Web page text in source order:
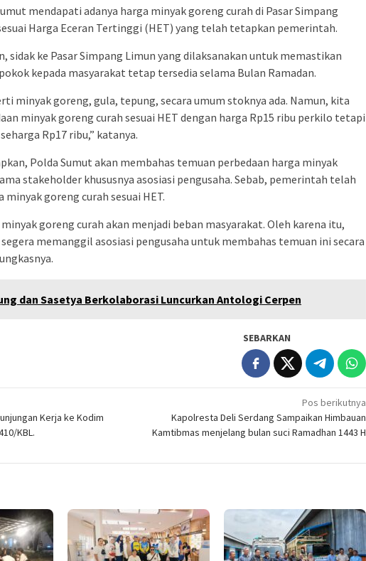
mendapati adanya harga minyak goreng curah di Pasar Simpang
Harga Eceran Tertinggi (HET) yang telah tetapkan pemerintah.
sidak ke Pasar Simpang Limun yang dilaksanakan untuk memastikan
kepada masyarakat tetap tersedia selama Bulan Ramadan.
minyak goreng, gula, tepung, secara umum stoknya ada. Namun, kita
minyak goreng curah sesuai HET dengan harga Rp15 ribu perkilo tetapi
Rp17 ribu,” katanya.
Polda Sumut akan membahas temuan perbedaan harga minyak
stakeholder khususnya asosiasi pengusaha. Sebab, pemerintah telah
goreng curah sesuai HET.
goreng curah akan menjadi beban masyarakat. Oleh karena itu,
memanggil asosiasi pengusaha untuk membahas temuan ini secara
dan Sasetya Berkolaborasi Luncurkan Antologi Cerpen
SEBARKAN
Kerja ke Kodim
KBL.
Pos berikutnya
Kapolresta Deli Serdang Sampaikan Himbauan
Kamtibmas menjelang bulan suci Ramadhan 1443 H